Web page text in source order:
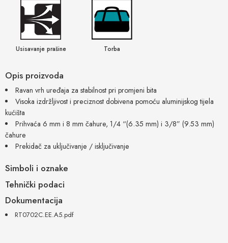
Opis proizvoda
Ravan vrh uređaja za stabilnost pri promjeni bita
Visoka izdržljivost i preciznost dobivena pomoću aluminijskog tijela
kućišta
Prihvaća 6 mm i 8 mm čahure, 1/4 “(6.35 mm) i 3/8” (9.53 mm)
čahure
Prekidač za uključivanje / isključivanje
Simboli i oznake
Usisavanje prašine Torba
Tehnički podaci
Dokumentacija
RT0702C.EE.A5.pdf